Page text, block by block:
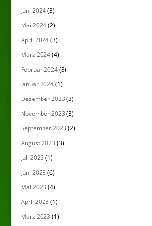
Juni 2024(3)
Mai 2024(2)
April 2024(3)
März 2024(4)
Februar 2024(3)
Januar 2024(1)
Dezember 2023 (3)
November 2023 (3)
September 2023 (2)
August 2023 (3)
Juli 2023 (1)
Juni 2023 (6)
Mai 2023 (4)
April 2023 (1)
März 2023 (1)